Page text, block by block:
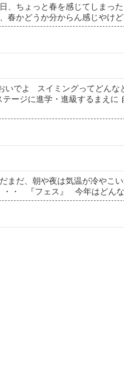
、ちょっと春を感じてしまっ
春かどうか分からん感じやけど
いでよ スイミングってどん
ージに進学・進級するまえに
まだ、朝や夜は気温が冷やこ
・・ 『フェス』 今年はどん